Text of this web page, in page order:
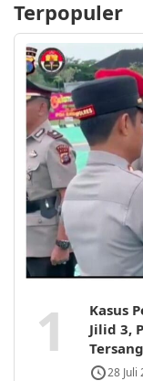
Terpopuler
1
Kasus
Jilid 3,
28 Juli